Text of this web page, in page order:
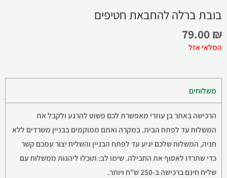
בובת ברלה להחבאת חטיפים
79.00₪
המלאי אזל
משלוחים
הרכישה באתר בן עוזרי מאפשרת לכם פשוט להרגע ולקבל את
המשלוח עד לפתח הבית. במקרה ואתם ממוקמים בבניין משרדים ללא
חניה, המשלוח שלכם יגיע עד לפתח הבניין והשליח יצור עמכם קשר
כדי שתרדו לאסוף את החבילה. שימו לב: תוכלו ליהנות ממשלוח עם
שליח חינם ברכישה ב-250 ש"ח ויותר.